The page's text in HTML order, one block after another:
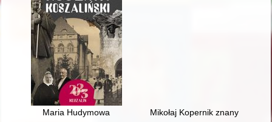
Maria Hudymowa Mikołaj Kopernik znany i